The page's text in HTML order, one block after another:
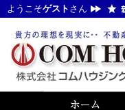
ようこそゲスト さん